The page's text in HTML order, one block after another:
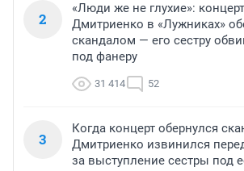
2
«Люди же не глухие»:
Дмитриенко в «Лужниках»
скандалом — его сестру
под фанеру
31 414 52
3
Когда концерт обернулся
Дмитриенко извинился
за выступление сестры под